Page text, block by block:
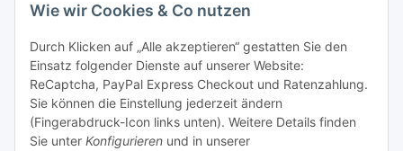
Tel: +49 (0) 5132 8230689
E-Mail:mail@texcorner.de
Wie wir Cookies & Co nutzen
Durch Klicken auf „Alle akzeptieren“ gestatten Sie den
Einsatz folgender Dienste auf unserer Website:
ReCaptcha, PayPal Express Checkout und Ratenzahlung.
Sie können die Einstellung jederzeit ändern
(Fingerabdruck-Icon links unten). Weitere Details finden
Sie unter Konfigurieren und in unserer